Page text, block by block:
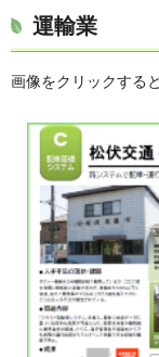
運輸業
画像をクリックする